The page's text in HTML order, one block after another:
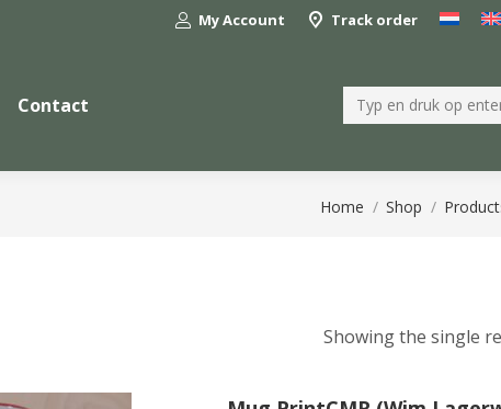
My Account Track order
Contact Search:
You are here:
Home Shop
Showing the single